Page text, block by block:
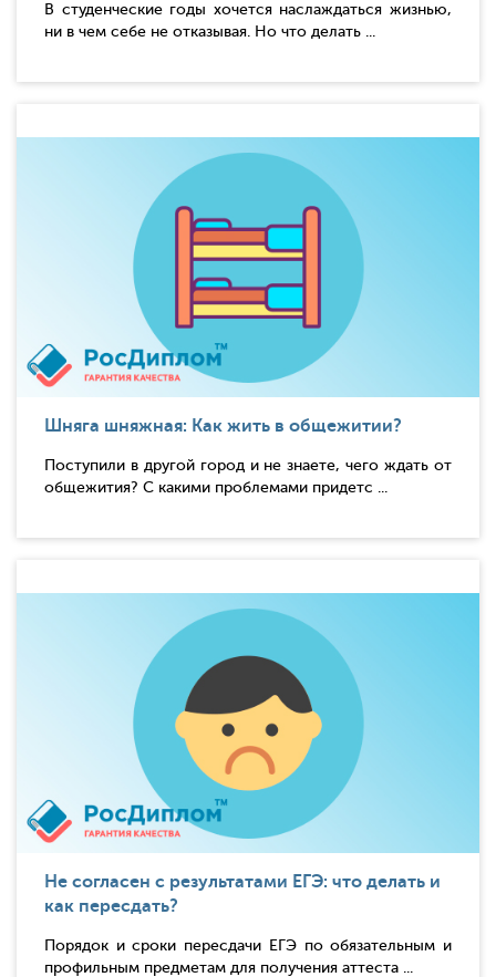
В студенческие годы хочется наслаждаться жизнью,
ни в чем себе не отказывая. Но что делать ...
Шняга шняжная: Как жить в общежитии?
Поступили в другой город и не знаете, чего ждать от
общежития? С какими проблемами придетс ...
Не согласен с результатами ЕГЭ: что делать и
как пересдать?
Порядок и сроки пересдачи ЕГЭ по обязательным и
профильным предметам для получения аттеста ...